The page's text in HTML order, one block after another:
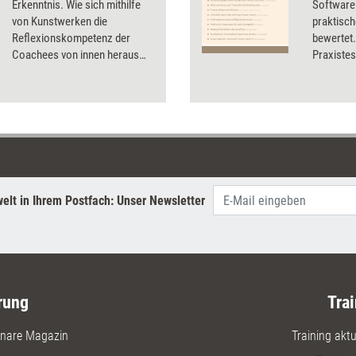
Erkenntnis. Wie sich mithilfe
von Kunstwerken die
Reflexionskompetenz der
Coachees von innen heraus
Symbolon-Methode®.
Dossier
App und
in Ihrem Postfach: Unser Newsletter
Magazin
Training